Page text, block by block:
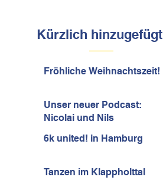
Kürzlich hinzugefügt
Fröhliche Weihnachtszeit!
Unser neuer Podcast:
Nicolai und Nils
6k united! in Hamburg
Tanzen im Klappholttal